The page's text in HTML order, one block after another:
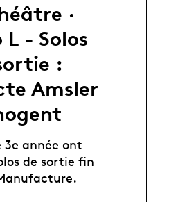
·
L - Solos
:
Amsler
3e année ont
de sortie fin